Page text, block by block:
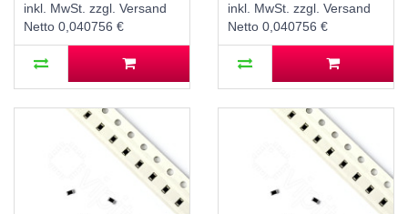
inkl. MwSt. zzgl. Versand
Netto 0,040756 €
inkl. MwSt. zzgl. Versand
Netto 0,040756 €